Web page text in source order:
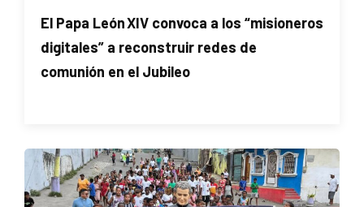
El Papa León XIV convoca a los “misioneros
digitales” a reconstruir redes de
comunión en el Jubileo